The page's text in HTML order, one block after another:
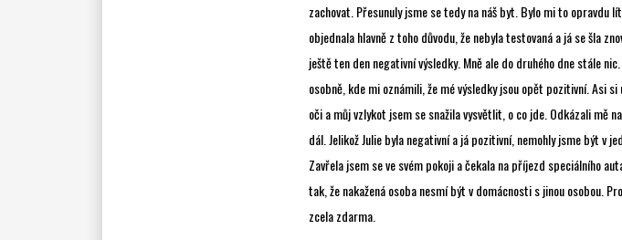
zachovat. Přesunuly jsme se tedy na náš byt. Bylo mi to opravdu
objednala hlavně z toho důvodu, že nebyla testovaná a já se šla
ještě ten den negativní výsledky. Mně ale do druhého dne stále
osobně, kde mi oznámili, že mé výsledky jsou opět pozitivní. Asi
oči a můj vzlykot jsem se snažila vysvětlit, o co jde. Odkázali
dál. Jelikož Julie byla negativní a já pozitivní, nemohly jsme být v
Zavřela jsem se ve svém pokoji a čekala na příjezd speciálního
tak, že nakažená osoba nesmí být v domácnosti s jinou osobou.
zcela zdarma.